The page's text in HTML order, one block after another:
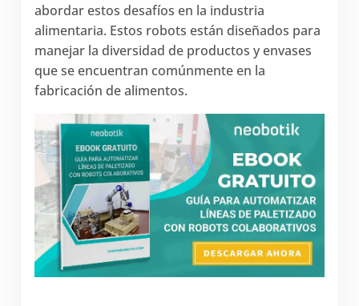
abordar estos desafíos en la industria
alimentaria. Estos robots están diseñados para
manejar la diversidad de productos y envases
que se encuentran comúnmente en la
fabricación de alimentos.